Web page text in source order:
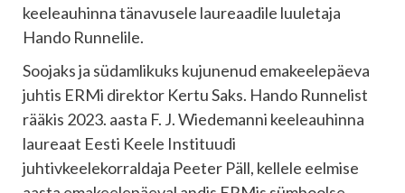
keeleauhinna tänavusele laureaadile luuletaja
Hando Runnelile.
Soojaks ja südamlikuks kujunenud emakeelepäeva
juhtis ERMi direktor Kertu Saks. Hando Runnelist
rääkis 2023. aasta F. J. Wiedemanni keeleauhinna
laureaat Eesti Keele Instituudi
juhtivkeelekorraldaja Peeter Päll, kellele eelmise